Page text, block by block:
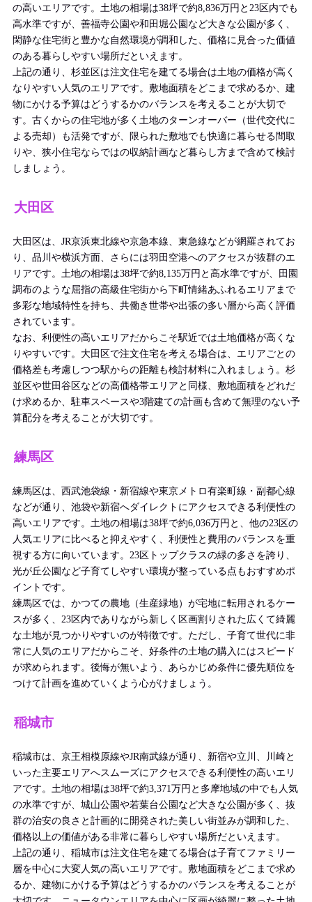
の高いエリアです。土地の相場は38坪で約8,836万円と23区内でも
高水準ですが、善福寺公園や和田堀公園など大きな公園が多く、
閑静な住宅街と豊かな自然環境が調和した、価格に見合った価値
のある暮らしやすい場所だといえます。
上記の通り、杉並区は注文住宅を建てる場合は土地の価格が高く
なりやすい人気のエリアです。敷地面積をどこまで求めるか、建
物にかける予算はどうするかのバランスを考えることが大切で
す。古くからの住宅地が多く土地のターンオーバー（世代交代に
よる売却）も活発ですが、限られた敷地でも快適に暮らせる間取
りや、狭小住宅ならではの収納計画など暮らし方まで含めて検討
しましょう。
大田区
大田区は、JR京浜東北線や京急本線、東急線などが網羅されてお
り、品川や横浜方面、さらには羽田空港へのアクセスが抜群のエ
リアです。土地の相場は38坪で約8,135万円と高水準ですが、田園
調布のような屈指の高級住宅街から下町情緒あふれるエリアまで
多彩な地域特性を持ち、共働き世帯や出張の多い層から高く評価
されています。
なお、利便性の高いエリアだからこそ駅近では土地価格が高くな
りやすいです。大田区で注文住宅を考える場合は、エリアごとの
価格差も考慮しつつ駅からの距離も検討材料に入れましょう。杉
並区や世田谷区などの高価格帯エリアと同様、敷地面積をどれだ
け求めるか、駐車スペースや3階建ての計画も含めて無理のない予
算配分を考えることが大切です。
練馬区
練馬区は、西武池袋線・新宿線や東京メトロ有楽町線・副都心線
などが通り、池袋や新宿へダイレクトにアクセスできる利便性の
高いエリアです。土地の相場は38坪で約6,036万円と、他の23区の
人気エリアに比べると抑えやすく、利便性と費用のバランスを重
視する方に向いています。23区トップクラスの緑の多さを誇り、
光が丘公園など子育てしやすい環境が整っている点もおすすめポ
イントです。
練馬区では、かつての農地（生産緑地）が宅地に転用されるケー
スが多く、23区内でありながら新しく区画割りされた広くて綺麗
な土地が見つかりやすいのが特徴です。ただし、子育て世代に非
常に人気のエリアだからこそ、好条件の土地の購入にはスピード
が求められます。後悔が無いよう、あらかじめ条件に優先順位を
つけて計画を進めていくよう心がけましょう。
稲城市
稲城市は、京王相模原線やJR南武線が通り、新宿や立川、川崎と
いった主要エリアへスムーズにアクセスできる利便性の高いエリ
アです。土地の相場は38坪で約3,371万円と多摩地域の中でも人気
の水準ですが、城山公園や若葉台公園など大きな公園が多く、抜
群の治安の良さと計画的に開発された美しい街並みが調和した、
価格以上の価値がある非常に暮らしやすい場所だといえます。
上記の通り、稲城市は注文住宅を建てる場合は子育てファミリー
層を中心に大変人気の高いエリアです。敷地面積をどこまで求め
るか、建物にかける予算はどうするかのバランスを考えることが